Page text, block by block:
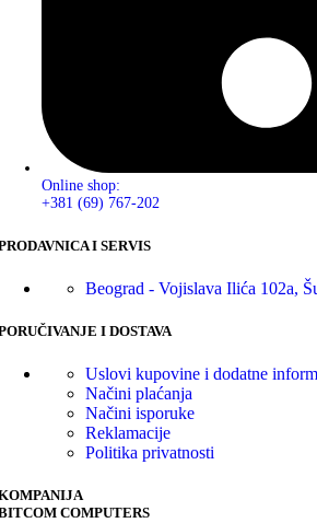
Online shop:
+381 (69) 767-202
I SERVIS
Beograd - Vojislava Ilića 102a,
I DOSTAVA
Uslovi kupovine i dodatne
Načini plaćanja
Načini isporuke
Reklamacije
Politika privatnosti
COMPUTERS